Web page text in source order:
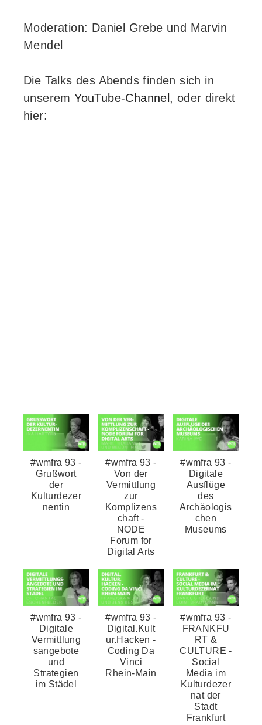
Moderation: Daniel Grebe und Marvin
Mendel
Die Talks des Abends finden sich in
unseremYouTube-Channel , oder direkt
hier:
#wmfra 93 -
Grußwort
der
Kulturdezer
nentin
#wmfra 93 -
Von der
Vermittlung
zur
Komplizens
chaft -
NODE
Forum for
Digital Arts
#wmfra 93 -
Digitale
Ausflüge
des
Archäologis
chen
Museums
#wmfra 93 -
Digitale
Vermittlung
sangebote
und
Strategien
im Städel
#wmfra 93 -
Digital.Kult
ur.Hacken -
Coding Da
Vinci
Rhein-Main
#wmfra 93 -
FRANKFU
RT &
CULTURE -
Social
Media im
Kulturdezer
nat der
Stadt
Frankfurt